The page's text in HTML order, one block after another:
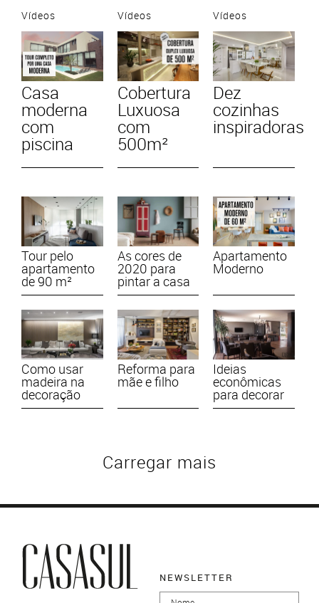
Vídeos
Casa
moderna
com
piscina
Vídeos
Cobertura
Luxuosa
com
500m²
Vídeos
Dez
cozinhas
inspiradoras
Tour pelo
apartamento
de 90 m²
As cores de
2020 para
pintar a casa
Apartamento
Moderno
Como usar
madeira na
decoração
Reforma para
mãe e filho
Ideias
econômicas
para decorar
Carregar mais
NEWSLETTER